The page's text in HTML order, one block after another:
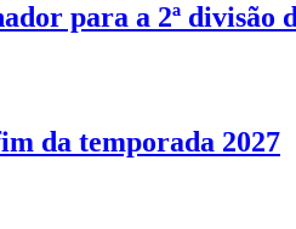
para a 2ª divisão
da temporada 2027